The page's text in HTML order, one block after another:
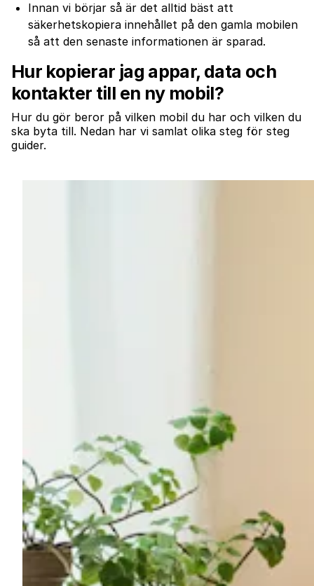
Innan vi börjar så är det alltid bäst att
säkerhetskopiera innehållet på den gamla mobilen
så att den senaste informationen är sparad.
Hur kopierar jag appar, data och
kontakter till en ny mobil?
Hur du gör beror på vilken mobil du har och vilken du
ska byta till. Nedan har vi samlat olika steg för steg
guider.